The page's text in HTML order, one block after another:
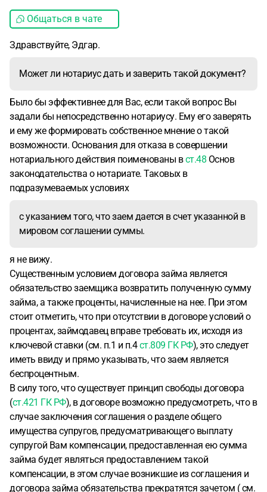
Общаться в чате
Здравствуйте, Эдгар.
Может ли нотариус дать и заверить такой документ?
Было бы эффективнее для Вас, если такой вопрос Вы
задали бы непосредственно нотариусу. Ему его заверять
и ему же формировать собственное мнение о такой
возможности. Основания для отказа в совершении
нотариального действия поименованы вст.48Основ
законодательства о нотариате. Таковых в
подразумеваемых условиях
с указанием того, что заем дается в счет указанной в
мировом соглашении суммы.
я не вижу.
Существенным условием договора займа является
обязательство заемщика возвратить полученную сумму
займа, а также проценты, начисленные на нее. При этом
стоит отметить, что при отсутствии в договоре условий о
процентах, займодавец вправе требовать их, исходя из
ключевой ставки (см. п.1 и п.4ст.809 ГК РФ), это следует
иметь ввиду и прямо указывать, что заем является
беспроцентным.
В силу того, что существует принцип свободы договора
(ст.421 ГК РФ), в договоре возможно предусмотреть, что в
случае заключения соглашения о разделе общего
имущества супругов, предусматривающего выплату
супругой Вам компенсации, предоставленная ею сумма
займа будет являться предоставлением такой
компенсации, в этом случае возникшие из соглашения и
договора займа обязательства прекратятся зачетом ( см.